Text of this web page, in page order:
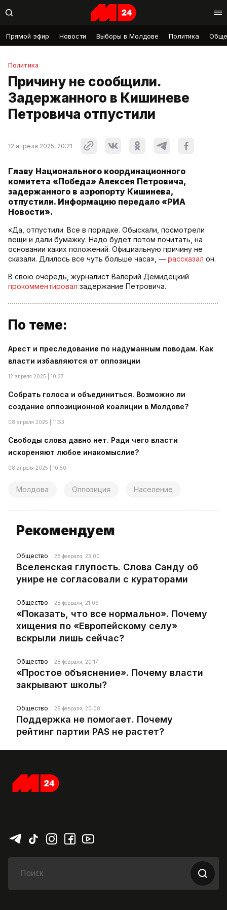
Прямой эфир Новости Выборы в Молдове Политика
Политика
Причину не сообщили.
Задержанного в Кишиневе
Петровича отпустили
12 апреля 2025, 20:21
Главу Национального координационного
комитета «Победа» Алексея Петровича,
задержанного в аэропорту Кишинева,
отпустили. Информацию передало «РИА
Новости».
«Да, отпустили. Все в порядке. Обыскали, посмотрели
вещи и дали бумажку. Надо будет потом почитать, на
основании каких положений. Официальную причину не
сказали. Длилось все чуть больше часа», — рассказал он.
В свою очередь, журналист Валерий Демидецкий
прокомментировал задержание Петровича.
По теме:
Арест и преследование по надуманным поводам. Как
власти избавляются от оппозиции
12 апреля 2025 | 10:37
Собрать голоса и объединиться. Возможно ли
создание оппозиционной коалиции в Молдове?
08 апреля 2025 | 11:53
Свободы слова давно нет. Ради чего власти
искореняют любое инакомыслие?
08 апреля 2025 | 10:50
Молдова Оппозиция Население
Рекомендуем
Общество 28 февраля, 23:00
Вселенская глупость. Слова Санду об
унире не согласовали с кураторами
Общество 28 февраля, 21:09
«Показать, что все нормально». Почему
хищения по «Европейскому селу»
вскрыли лишь сейчас?
Общество 28 февраля, 20:17
«Простое объяснение». Почему власти
закрывают школы?
Общество 28 февраля, 20:08
Поддержка не помогает. Почему
рейтинг партии PAS не растет?